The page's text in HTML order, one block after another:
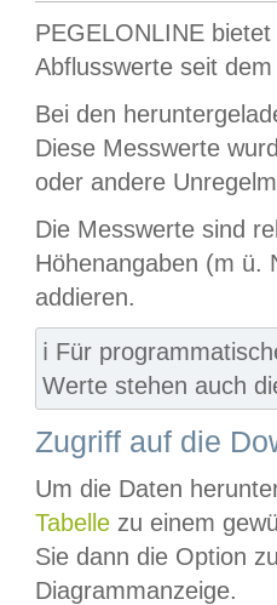
PEGELONLINE
Abflusswerte seit
Bei den
Diese Messwerte
oder andere
Die Messwerte sind
Höhenangaben (m ü.
addieren.
ℹ️ Für
Werte stehen auch
Zugriff auf die
Um die Daten
Tabelle zu einem
Sie dann die Option
Diagrammanzeige.